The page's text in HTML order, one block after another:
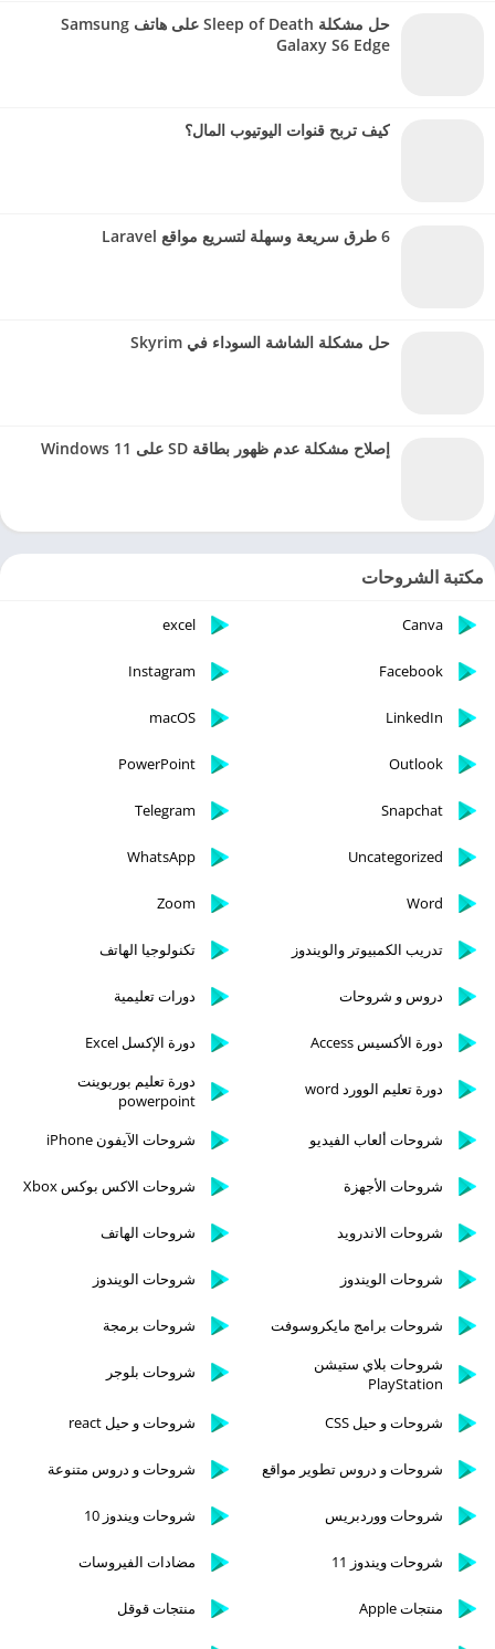
حل مشكلة Sleep of Death على هاتف Samsung
Galaxy S6 Edge
كيف تربح قنوات اليوتيوب المال؟
6 طرق سريعة وسهلة لتسريع مواقع Laravel
حل مشكلة الشاشة السوداء في Skyrim
إصلاح مشكلة عدم ظهور بطاقة SD على Windows 11
مكتبة الشروحات
Canva
excel
Facebook
Instagram
LinkedIn
macOS
Outlook
PowerPoint
Snapchat
Telegram
Uncategorized
WhatsApp
Word
Zoom
تدريب الكمبيوتر والويندوز تكنولوجيا الهاتف
دروس و شروحات دورات تعليمية
دورة الأكسيس Access دورة الإكسل Excel
دورة تعليم الوورد word
دورة تعليم بوربوينت
powerpoint
شروحات ألعاب الفيديو
شروحات الآيفون iPhone
شروحات الأجهزة شروحات الاكس بوكس Xbox
شروحات الاندرويد شروحات الهاتف
شروحات الويندوز شروحات الويندوز
شروحات برامج مايكروسوفت
شروحات برمجة
شروحات بلاي ستيشن
PlayStation
شروحات بلوجر
شروحات و حيل CSS شروحات و حيل react
شروحات و دروس تطوير مواقع شروحات و دروس متنوعة
شروحات ووردبريس شروحات ويندوز 10
شروحات ويندوز 11 مضادات الفيروسات
منتجات Apple منتجات قوقل